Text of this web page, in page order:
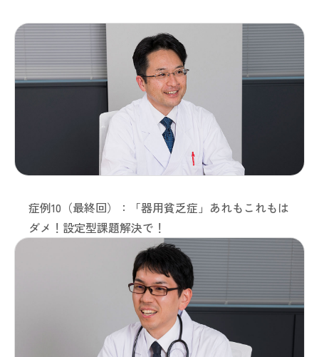
症例10（最終回）：「器用貧乏症」あれもこれもは
ダメ！設定型課題解決で！